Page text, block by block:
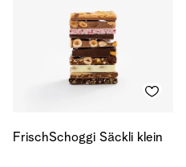
FrischSchoggi Säckli klein